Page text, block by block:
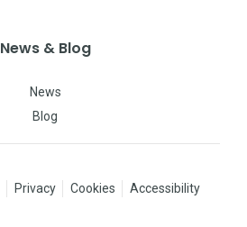
News & Blog
News
Blog
Privacy Cookies Accessibility